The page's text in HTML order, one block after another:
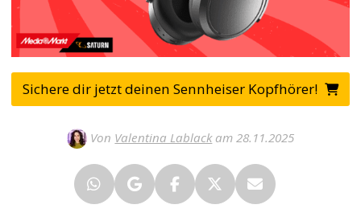
Sichere dir jetzt deinen Sennheiser Kopfhörer!
Von Valentina Lablack am 28.11.2025